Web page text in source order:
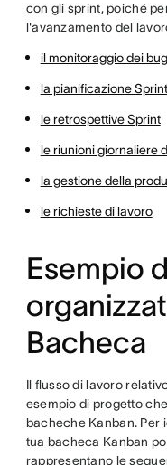
con gli sprint, poiché
l'avanzamento del
il monitoraggio dei bug
la pianificazione Sprint
le retrospettive Sprint
le riunioni giornaliere
la gestione della
le richieste di lavoro
Esempio
Bacheca
Il flusso di lavoro
esempio di progetto
bacheche Kanban. Per
tua bacheca Kanban
rappresentano le